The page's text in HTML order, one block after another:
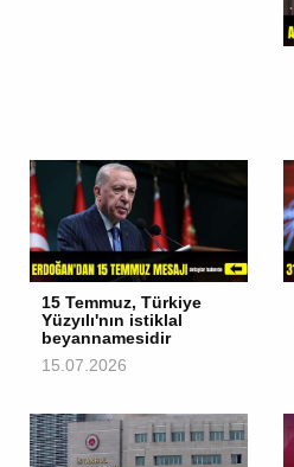
15 Temmuz, Türkiye
Yüzyılı'nın istiklal
beyannamesidir
15.07.2026